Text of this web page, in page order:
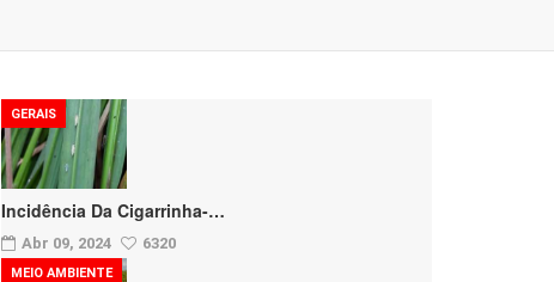
Incidência Da Cigarrinha-…
Abr 09, 2024 6320
GERAIS
MEIO AMBIENTE